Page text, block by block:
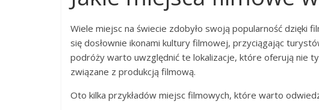
Wiele miejsc na świecie zdobyło swoją popularność dzięki
się dosłownie ikonami kultury filmowej, przyciągając
podróży warto uwzględnić te lokalizacje, które oferują nie
związane z produkcją filmową.
Oto kilka przykładów miejsc filmowych, które warto